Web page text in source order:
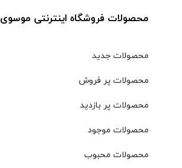
محصولات فروشگاه اینترنتی موسوی
محصولات جدید
محصولات پر فروش
محصولات پر بازدید
محصولات موجود
محصولات محبوب